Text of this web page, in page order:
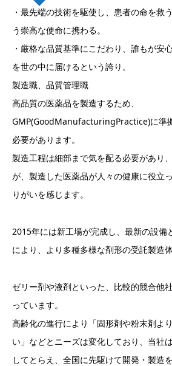
・最先端の技術を駆使し、患者の命を救
う崇高な使命に携わる。
・厳格な品質基準にこだわり、誰もが安
を世の中に届けるという誇り。
製造職、品質管理職
高品質の医薬品を製造するため、
GMP(GoodManufacturingPractice)に準
必要があります。
製造工程は細部まで気を配る必要があり
が、製造した医薬品が人々の健康に役立
りがいを感じます。
2015年には新工場が完成し、最新の設備
により、より多種多様な剤形の受託製造
ゼリー剤や液剤といった、比較的競合他
っています。
高齢化の進行により「固形剤や粉末剤よ
い」などとニーズは変化しており、当社
してとらえ、全国に先駆けて開発・製造